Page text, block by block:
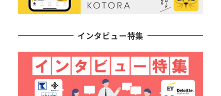
インタビュー特集